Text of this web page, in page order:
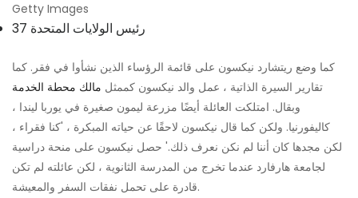
Getty Images
37 رئيس الولايات المتحدة
كما وضع ريتشارد نيكسون على قائمة الرؤساء الذين نشأوا في فقر. كما
تقارير السيرة الذاتية ، عمل والد نيكسون كممثل مالك محطة الخدمة
وبقال. امتلكت العائلة أيضًا مزرعة ليمون صغيرة في يوربا ليندا ،
كاليفورنيا. ولكن كما قال نيكسون لاحقًا عن حياته المبكرة ، 'كنا فقراء ،
لكن مجدها كان أننا لم نكن نعرف ذلك.' حصل نيكسون على منحة دراسية
لجامعة هارفارد عندما تخرج من المدرسة الثانوية ، لكن عائلته لم تكن
قادرة على تحمل نفقات السفر والمعيشة.